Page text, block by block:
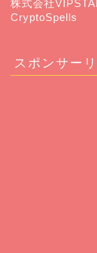
株式会社
CryptoSpells
スポンサー